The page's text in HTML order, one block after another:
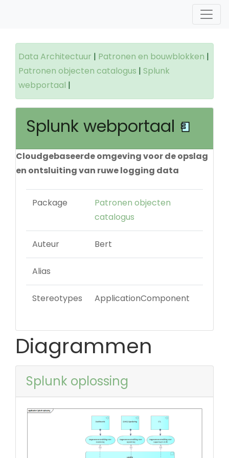
Data Architectuur | Patronen en bouwblokken |
Patronen objecten catalogus | Splunk
webportaal |
Splunk webportaal
Cloudgebaseerde omgeving voor de opslag
en ontsluiting van ruwe logging data
Package
Patronen objecten
catalogus
Auteur Bert
Alias
Stereotypes ApplicationComponent
Diagrammen
Splunk oplossing